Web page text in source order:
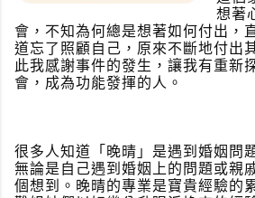
想著
會，不知為何總是想著如何付出，
道忘了照顧自己，原來不斷地付出
此我感謝事件的發生，讓我有重新
會，成為功能發揮的人。
很多人知道「晚晴」是遇到婚姻問
無論是自己遇到婚姻上的問題或親
個想到。晚晴的專業是寶貴經驗的